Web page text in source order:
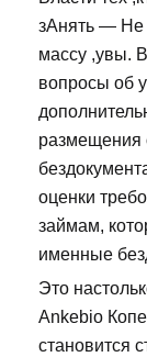
зАнять — Не
массу ,увы.
вопросы об
размещения
оценки
займам,
именные
Это
Ankebio
становится